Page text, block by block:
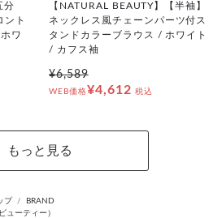
分
ント
ワ
【NATURAL BEAUTY】【半袖】
ネックレス風チェーンパーツ付ス
タンドカラーブラウス / ホワイト
/ カフス袖
¥6,589
WEB価格¥4,612 税込
もっと見る
プ
BRAND
ューティー）